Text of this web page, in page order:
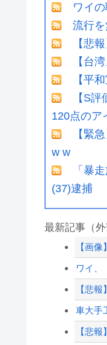
ワイ
流行
【悲
【台
【平
【S
120点のア
【緊
w w
「暴
(37)逮捕
最新記事（外
【画
ワイ、
【悲
車大手
【悲